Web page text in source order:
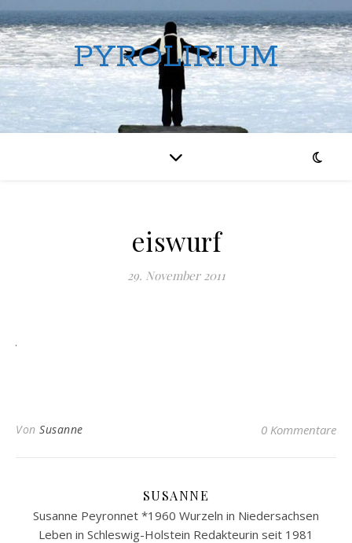
PYROLIRIUM
eiswurf
29. November 2011
Von Susanne 0 Kommentare
SUSANNE
Susanne Peyronnet *1960 Wurzeln in Niedersachsen
Leben in Schleswig-Holstein Redakteurin seit 1981